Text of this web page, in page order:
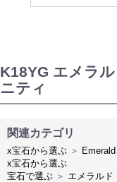
K18YG エメラ
ニティ
関連カテゴリ
x宝石から選ぶ ＞ Emerald
x宝石から選ぶ
宝石で選ぶ ＞ エメラルド